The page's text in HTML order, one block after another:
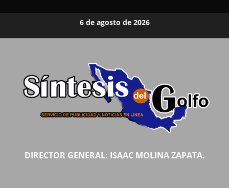
6 de agosto de 2026
DIRECTOR GENERAL: ISAAC MOLINA ZAPATA.